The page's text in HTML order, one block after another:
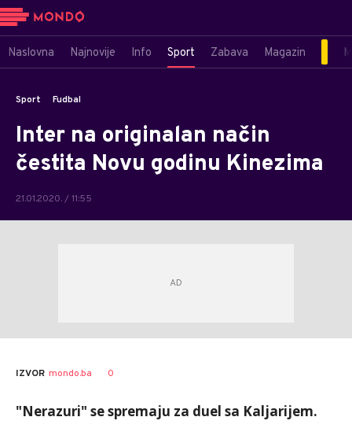
Naslovna Najnovije Info Sport Zabava Magazin
Sport Fudbal
Inter na originalan način
čestita Novu godinu Kinezima
21.01.2020. / 11:55
IZVOR mondo.ba 0
"Nerazuri" se spremaju za duel sa Kaljarijem.